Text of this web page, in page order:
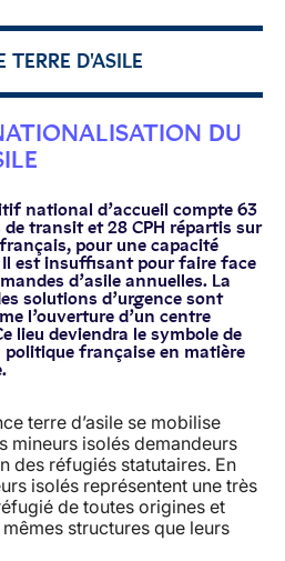
TERRE D'ASILE
DU
national d’accueil compte 63
transit et 28 CPH répartis sur
pour une capacité
Il est insuffisant pour faire face
d’asile annuelles. La
solutions d’urgence sont
l’ouverture d’un centre
lieu deviendra le symbole de
politique française en matière
terre d’asile se mobilise
mineurs isolés demandeurs
des réfugiés statutaires. En
isolés représentent une très
de toutes origines et
structures que leurs